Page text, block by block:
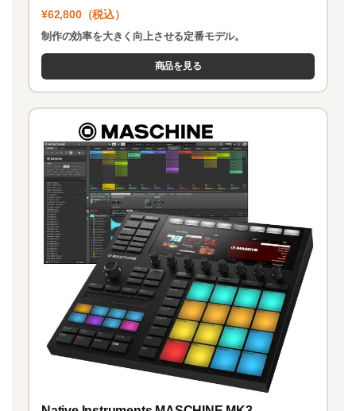
¥62,800（税込）
制作の効率を大きく向上させる定番モデル。
商品を見る